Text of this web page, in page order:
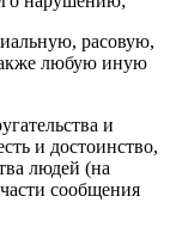
расовую,
любую иную
и
и достоинство,
людей (на
сообщения